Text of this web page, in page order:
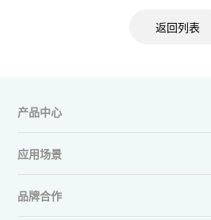
返回列表
产品中心
应用场景
品牌合作